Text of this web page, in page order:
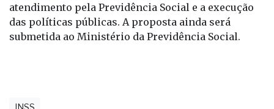
atendimento pela Previdência Social e a execução
das políticas públicas. A proposta ainda será
submetida ao Ministério da Previdência Social.
INSS